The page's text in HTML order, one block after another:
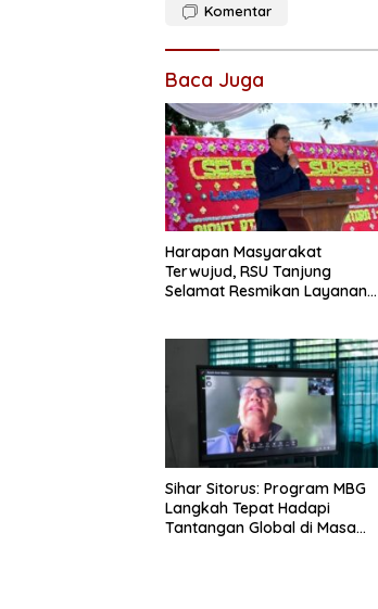
Komentar
Baca Juga
Harapan Masyarakat
Terwujud, RSU Tanjung
Selamat Resmikan Layanan
Sihar Sitorus: Program MBG
Langkah Tepat Hadapi
Tantangan Global di Masa